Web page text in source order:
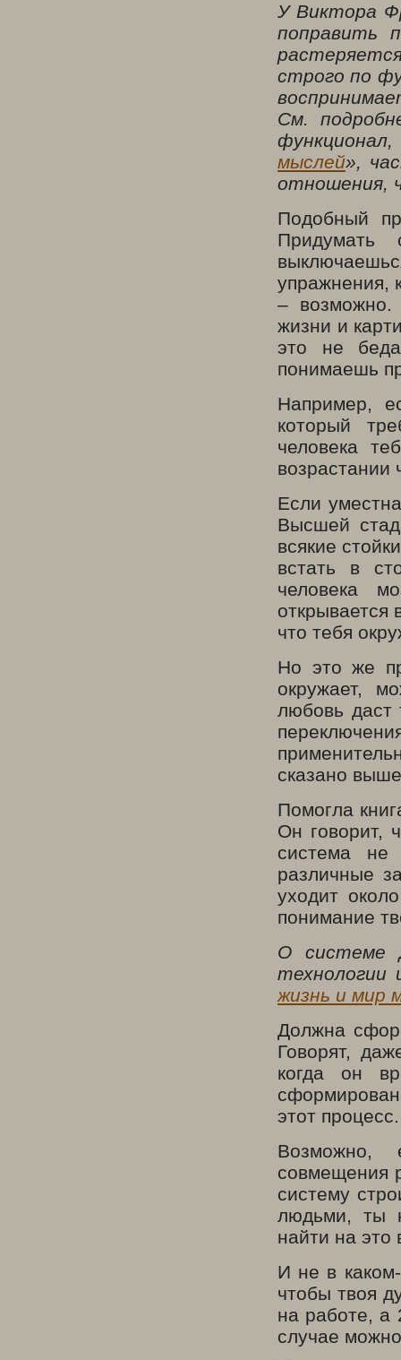
У Виктора
поправить
строго по
См.
мыслей»,
отношения,
Подобный
Придумать
упражнения,
– возможно.
жизни и
это не
понимаешь
Например,
который
человека
возрастании
Если
Высшей
всякие
встать в
человека
открывается
что тебя
Но это же
окружает,
любовь даст
сказано
Помогла
Он говорит,
система не
различные
уходит
понимание
О системе
технологии
жизнь и мир
Должна
Говорят,
когда он
этот процесс.
Возможно,
совмещения
систему
людьми, ты
найти на это
И не в
чтобы твоя
на работе, а
случае можно